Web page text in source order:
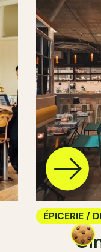
ÉPICERIE /
COMPTOIR